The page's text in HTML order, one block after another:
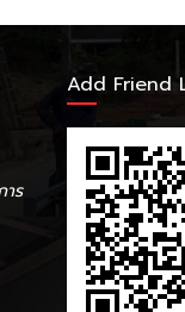
ร
Add Friend